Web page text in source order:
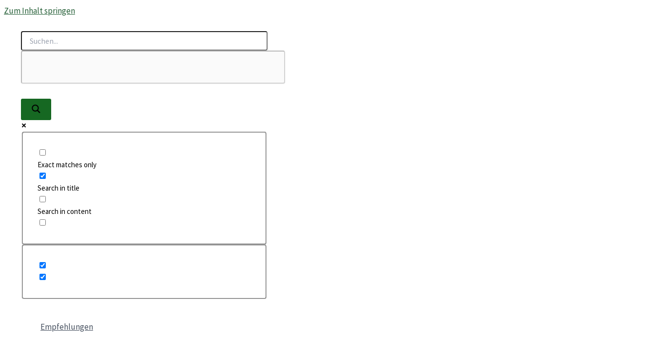
Zum Inhalt springen
Exact matches only
Search in title
Search in content
Empfehlungen